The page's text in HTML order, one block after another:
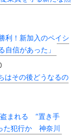
利！新加入のペイシ
自信があった」
はその後どうなるの
盗まれる “置き手
た犯行か 神奈川